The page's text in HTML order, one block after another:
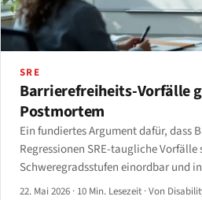
SRE
Barrierefreiheits-Vorfälle
Postmortem
Ein fundiertes Argument dafür, dass
Regressionen SRE-taugliche
Schweregradsstufen einordbar und in
PagerDuty/Opsgenie/Statuspage
22. Mai 2026 · 10 Min. Lesezeit ·Von